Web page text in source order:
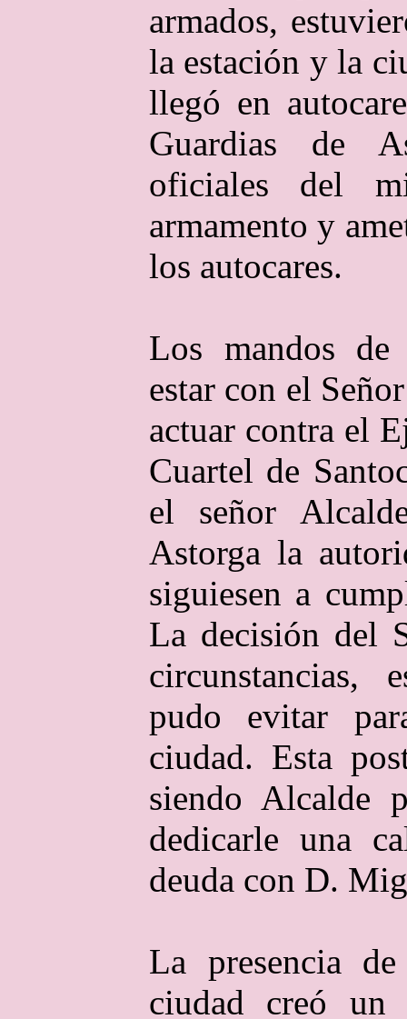
armados,
la estación y la
llegó en
Guardias de
oficiales del
armamento y
los autocares.
Los mandos
estar con el
actuar contra el
Cuartel de
el señor
Astorga la
siguiesen a
La decisión del
circunstancias,
pudo evitar
ciudad. Esta
siendo Alcalde
dedicarle una
deuda con D.
La presencia
ciudad creó un